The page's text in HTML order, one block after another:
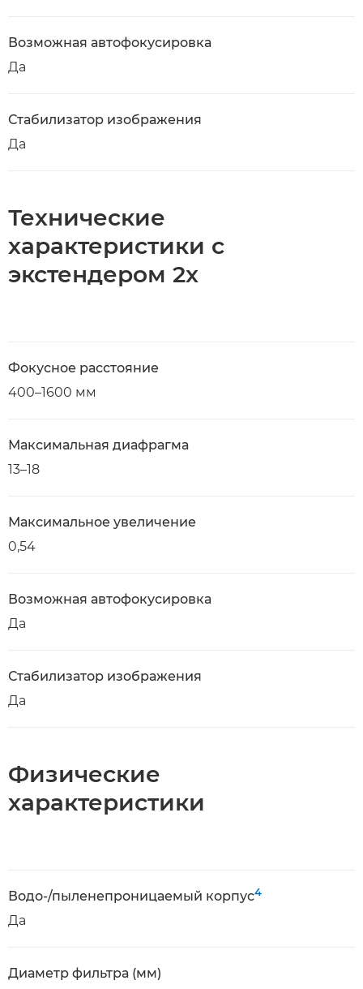
Возможная автофокусировка
Да
Стабилизатор изображения
Да
Технические
характеристики с
экстендером 2x
Фокусное расстояние
400–1600 мм
Максимальная диафрагма
13–18
Максимальное увеличение
0,54
Возможная автофокусировка
Да
Стабилизатор изображения
Да
Физические
характеристики
Водо-/пыленепроницаемый корпус4
Да
Диаметр фильтра (мм)